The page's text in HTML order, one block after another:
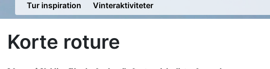
Tur inspiration
Vinteraktiviteter
Korte roture